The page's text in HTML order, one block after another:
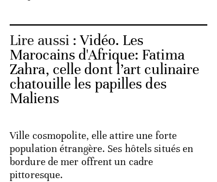
Lire aussi :Vidéo. Les
Marocains d'Afrique: Fatima
Zahra, celle dont l’art culinaire
chatouille les papilles des
Maliens
Ville cosmopolite, elle attire une forte
population étrangère. Ses hôtels situés en
bordure de mer offrent un cadre
pittoresque.